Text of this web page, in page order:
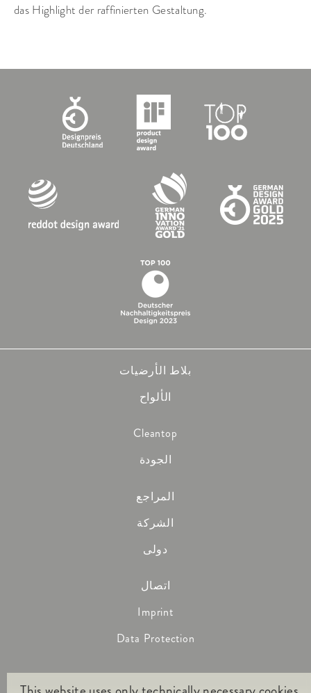
das Highlight der raffinierten Gestaltung.
بلاط الأرضيات
الألواح
Cleantop
الجودة
المراجع
الشركة
دولى
اتصال
Imprint
Data Protection